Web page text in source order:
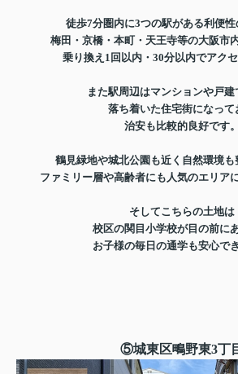
徒歩7分圏内に3つの駅がある利便性
梅田・京橋・本町・天王寺等の大阪市
乗り換え1回以内・30分以内でアクセ
また駅周辺はマンションや戸建
落ち着いた住宅街になって
治安も比較的良好です。
鶴見緑地や城北公園も近く自然環境
ファミリー層や高齢者にも人気のエリア
そしてこちらの土地は
校区の関目小学校が目の前に
お子様の毎日の通学も安心で
⑤城東区鴫野東3丁